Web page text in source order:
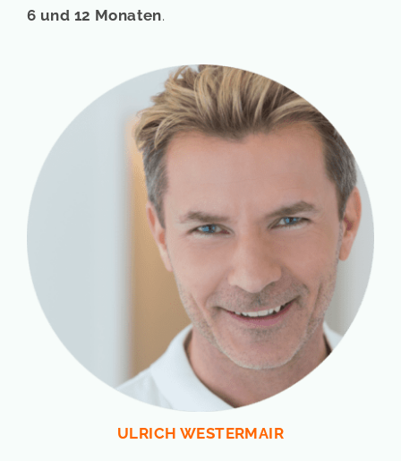
6 und 12 Monaten.
ULRICH WESTERMAIR